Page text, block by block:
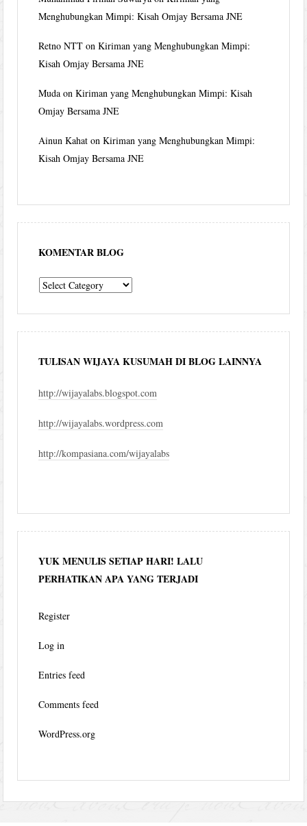
Menghubungkan Mimpi: Kisah Omjay Bersama JNE
Retno NTT onKiriman yang Menghubungkan Mimpi:
Kisah Omjay Bersama JNE
Muda onKiriman yang Menghubungkan Mimpi: Kisah
Omjay Bersama JNE
Ainun Kahat onKiriman yang Menghubungkan Mimpi:
Kisah Omjay Bersama JNE
KOMENTAR BLOG
komentar
TULISAN WIJAYA KUSUMAH DI BLOG LAINNYA
http://wijayalabs.blogspot.com
http://wijayalabs.wordpress.com
http://kompasiana.com/wijayalabs
YUK MENULIS SETIAP HARI! LALU
PERHATIKAN APA YANG TERJADI
Register
Log in
Entries feed
Comments feed
WordPress.org